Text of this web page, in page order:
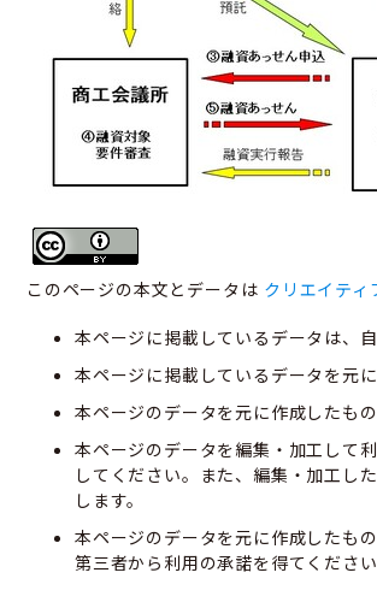
このページの本文とデータは クリエイティ
本ページに掲載しているデータは、
本ページに掲載しているデータを元
本ページのデータを元に作成したも
本ページのデータを編集・加工して
してください。また、編集・加工し
します。
本ページのデータを元に作成したも
第三者から利用の承諾を得てください